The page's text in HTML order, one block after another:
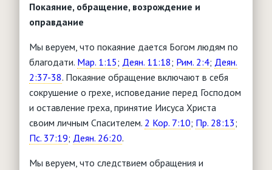
Покаяние, обращение, возрождение и
оправдание
Мы веруем, что покаяние дается Богом людям по
благодати. Мар. 1:15; Деян. 11:18; Рим. 2:4; Деян.
2:37-38. Покаяние обращение включают в себя
сокрушение о грехе, исповедание перед Господом
и оставление греха, принятие Иисуса Христа
своим личным Спасителем. 2 Кор. 7:10; Пр. 28:13;
Пс. 37:19; Деян. 26:20.
Мы веруем, что следствием обращения и